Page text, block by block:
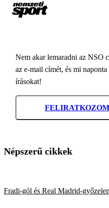
Nem akar lemaradni az NSO
az e-mail címét, és mi
írásokat!
Népszerű cikkek
Fradi-gól és Real Madrid-